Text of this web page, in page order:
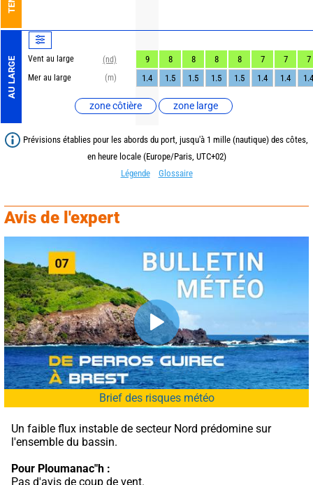
AU LARGE Vent au large
(nd)
Mer au large
(m)
zone côtière zone large
9 8 8 8 8 7 7
7
1.4
1.5 1.5 1.5 1.5 1.4 1.4 1.4
Prévisions établies pour les abords du port, jusqu'à 1 mille (nautique) des côtes,
en heure locale (Europe/Paris, UTC+02)
Légende
Glossaire
Avis de l'expert
Brief des risques météo
Un faible flux instable de secteur Nord prédomine sur
l'ensemble du bassin.
Pour Ploumanac"h :
Pas d'avis de coup de vent.